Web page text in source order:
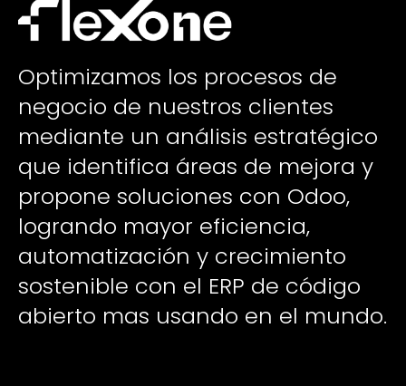
Optimizamos los procesos de
negocio de nuestros clientes
mediante un análisis estratégico
que identifica áreas de mejora y
propone soluciones con Odoo,
logrando mayor eficiencia,
automatización y crecimiento
sostenible con el ERP de código
abierto mas usando en el mundo.